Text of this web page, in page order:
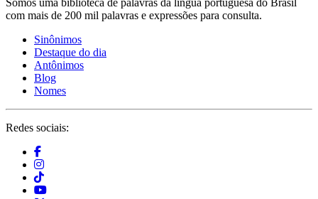
Somos uma biblioteca de palavras da língua portuguesa do Brasil
com mais de 200 mil palavras e expressões para consulta.
Sinônimos
Destaque do dia
Antônimos
Blog
Nomes
Redes sociais: